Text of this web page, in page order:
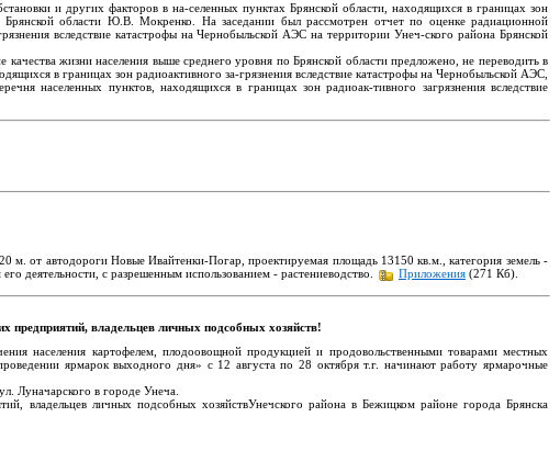
и других факторов в на-селенных пунктах Брянской области, находящихся в границах зон
Брянской области Ю.В. Мокренко. На заседании был рассмотрен отчет по оценке радиационной
вследствие катастрофы на Чернобыльской АЭС на территории Унеч-ского района Брянской
жизни населения выше среднего уровня по Брянской области предложено, не переводить в
в границах зон радиоактивного за-грязнения вследствие катастрофы на Чернобыльской АЭС,
населенных пунктов, находящихся в границах зон радиоак-тивного загрязнения вследствие
м. от автодороги Новые Ивайтенки-Погар, проектируемая площадь 13150 кв.м., категория земель -
деятельности, с разрешенным использованием - растениеводство.
Приложения (271 Кб).
предприятий, владельцев личных подсобных хозяйств!
населения картофелем, плодоовощной продукцией и продовольственными товарами местных
ярмарок выходного дня» с 12 августа по 28 октября т.г. начинают работу ярмарочные
Луначарского в городе Унеча.
владельцев личных подсобных хозяйствУнечского района в Бежицком районе города Брянска